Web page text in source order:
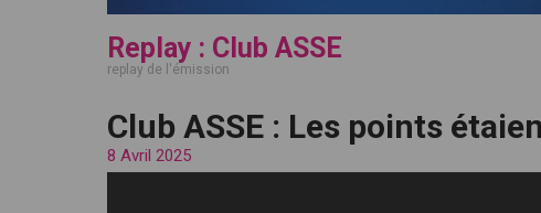
Replay : Club ASSE
replay de l'émission
Club ASSE : Les points
8 Avril 2025